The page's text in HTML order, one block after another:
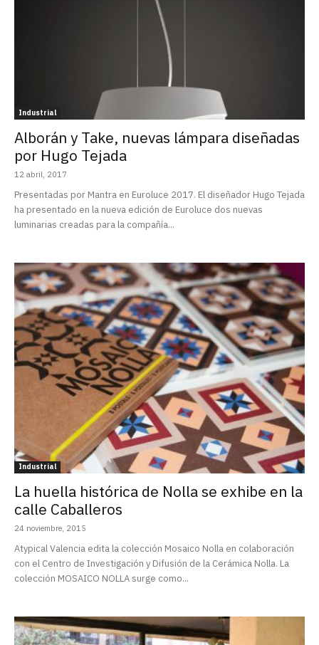
Industrial
Alborán y Take, nuevas lámpara diseñadas
por Hugo Tejada
12 abril, 2017
Presentadas por Mantra en Euroluce 2017. El diseñador Hugo Tejada
ha presentado en la nueva edición de Euroluce dos nuevas
luminarias creadas para la compañía...
Industrial
La huella histórica de Nolla se exhibe en la
calle Caballeros
24 noviembre, 2015
Atypical Valencia edita la colección Mosaico Nolla en colaboración
con el Centro de Investigación y Difusión de la Cerámica Nolla. La
colección MOSAICO NOLLA surge como...